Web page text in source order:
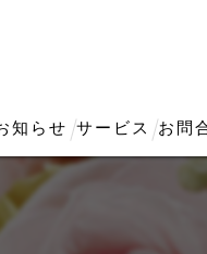
知らせ サービス お問